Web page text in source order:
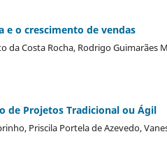
e o crescimento de vendas
da Costa Rocha, Rodrigo Guimarães
de Projetos Tradicional ou Ágil
Priscila Portela de Azevedo,